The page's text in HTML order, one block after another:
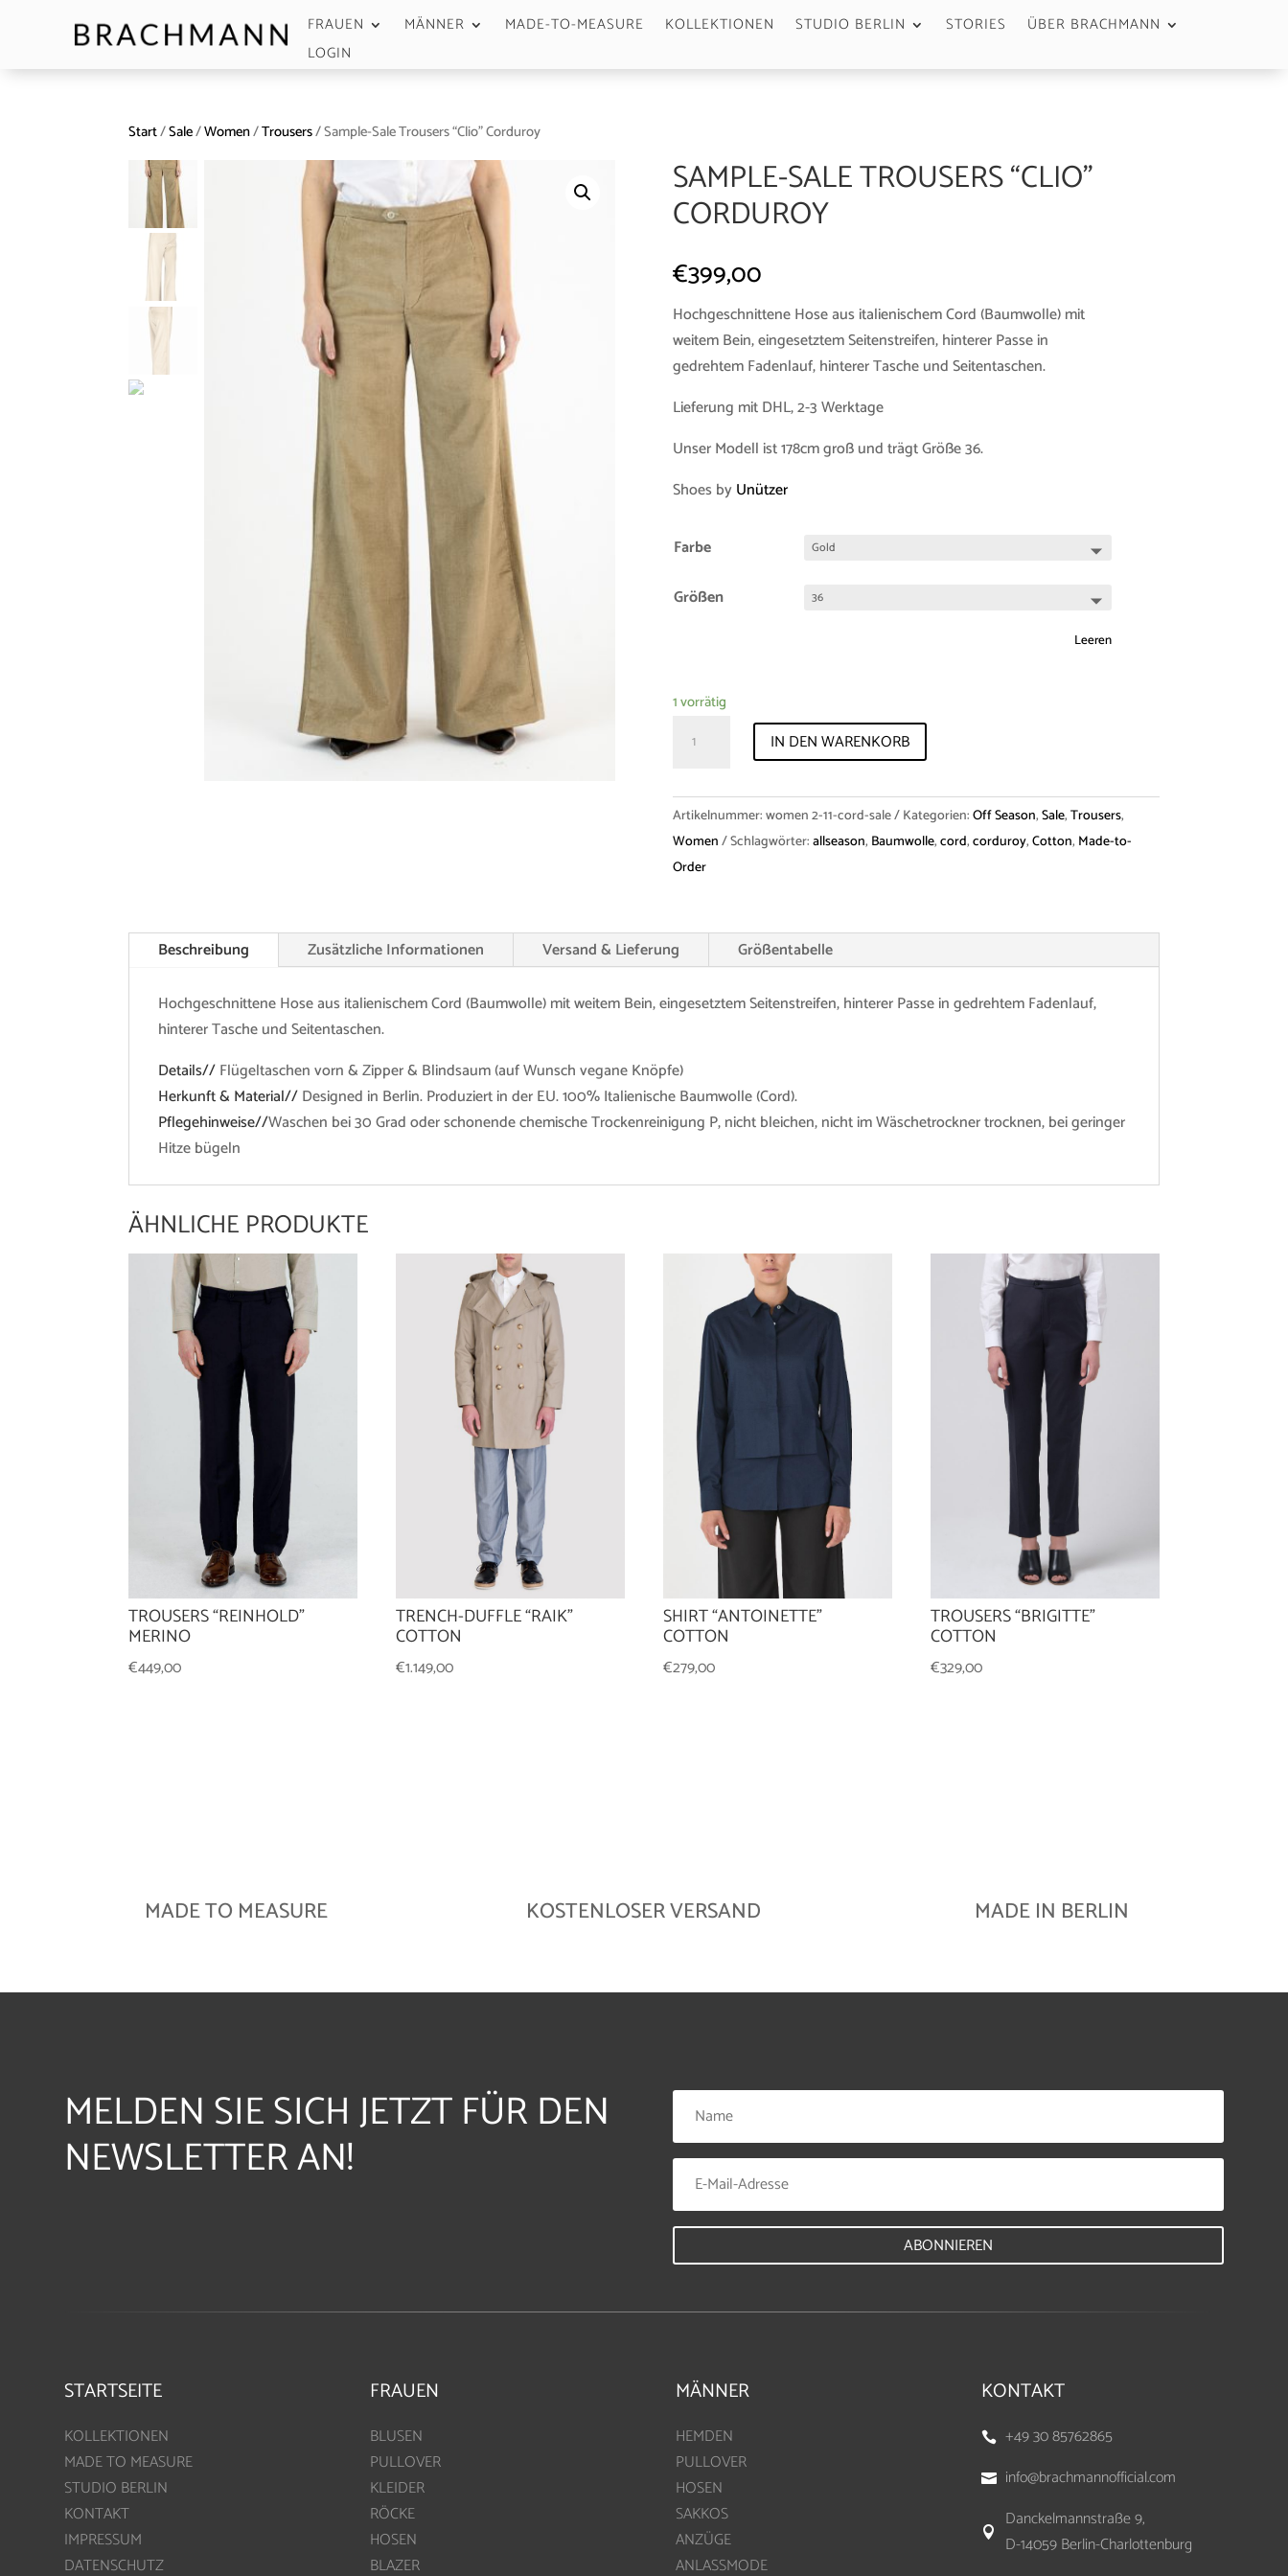
FRAUEN MÄNNER MADE-TO-MEASURE KOLLEKTIONEN STUDIO BERLIN STORIES
ÜBER BRACHMANN
LOGIN
Start/Sale/Women/Trousers/ Sample-Sale Trousers “Clio” Corduroy
SAMPLE-SALE TROUSERS “CLIO”
CORDUROY
€399,00
Hochgeschnittene Hose aus italienischem Cord (Baumwolle) mit
weitem Bein, eingesetztem Seitenstreifen, hinterer Passe in
gedrehtem Fadenlauf, hinterer Tasche und Seitentaschen.
Lieferung mit DHL, 2-3 Werktage
Unser Modell ist 178cm groß und trägt Größe 36.
Shoes byUnützer
Farbe
Größen
Leeren
1 vorrätig
Sale
"Clio"
Corduroy
Menge
IN DEN WARENKORB
Artikelnummer:women 2-11-cord-sale Kategorien:Off Season,Sale,Trousers,
Women Schlagwörter:allseason, Baumwolle,cord,corduroy,Cotton, Made-to-
Order
Beschreibung Zusätzliche Informationen Versand & Lieferung Größentabelle
Hochgeschnittene Hose aus italienischem Cord (Baumwolle) mit weitem Bein, eingesetztem Seitenstreifen, hinterer Passe in gedrehtem Fadenlauf,
hinterer Tasche und Seitentaschen.
Details//Flügeltaschen vorn & Zipper & Blindsaum (auf Wunsch vegane Knöpfe)
Herkunft & Material//Designed in Berlin. Produziert in der EU. 100% Italienische Baumwolle (Cord).
Pflegehinweise//Waschen bei 30 Grad oder schonende chemische Trockenreinigung P, nicht bleichen, nicht im Wäschetrockner trocknen, bei geringer
Hitze bügeln
ÄHNLICHE PRODUKTE
TROUSERS “REINHOLD”
MERINO
€449,00
TRENCH-DUFFLE “RAIK”
COTTON
€1.149,00
SHIRT “ANTOINETTE”
COTTON
€279,00
TROUSERS “BRIGITTE”
COTTON
€329,00
MADE TO MEASURE KOSTENLOSER VERSAND MADE IN BERLIN
MELDEN SIE SICH JETZT FÜR DEN
NEWSLETTER AN!
ABONNIEREN
STARTSEITE
KOLLEKTIONEN
MADE TO MEASURE
STUDIO BERLIN
KONTAKT
IMPRESSUM
DATENSCHUTZ
FRAUEN
BLUSEN
PULLOVER
KLEIDER
RÖCKE
HOSEN
BLAZER
MÄNNER
HEMDEN
PULLOVER
HOSEN
SAKKOS
ANZÜGE
ANLASSMODE
KONTAKT
 +49 30 85762865
 info@brachmannofficial.com

Danckelmannstraße 9,
D-14059 Berlin-Charlottenburg